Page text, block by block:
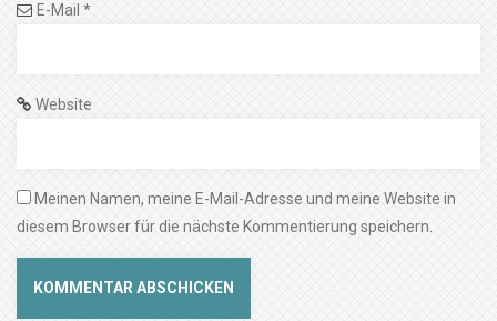
E-Mail *
Website
Meinen Namen, meine E-Mail-Adresse und meine Website in
diesem Browser für die nächste Kommentierung speichern.